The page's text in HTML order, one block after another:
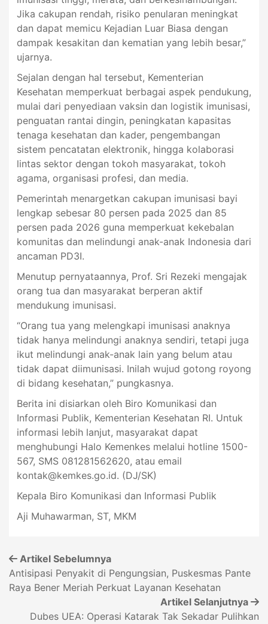
Jika cakupan rendah, risiko penularan meningkat
dan dapat memicu Kejadian Luar Biasa dengan
dampak kesakitan dan kematian yang lebih besar,”
ujarnya.
Sejalan dengan hal tersebut, Kementerian
Kesehatan memperkuat berbagai aspek pendukung,
mulai dari penyediaan vaksin dan logistik imunisasi,
penguatan rantai dingin, peningkatan kapasitas
tenaga kesehatan dan kader, pengembangan
sistem pencatatan elektronik, hingga kolaborasi
lintas sektor dengan tokoh masyarakat, tokoh
agama, organisasi profesi, dan media.
Pemerintah menargetkan cakupan imunisasi bayi
lengkap sebesar 80 persen pada 2025 dan 85
persen pada 2026 guna memperkuat kekebalan
komunitas dan melindungi anak-anak Indonesia dari
ancaman PD3I.
Menutup pernyataannya, Prof. Sri Rezeki mengajak
orang tua dan masyarakat berperan aktif
mendukung imunisasi.
“Orang tua yang melengkapi imunisasi anaknya
tidak hanya melindungi anaknya sendiri, tetapi juga
ikut melindungi anak-anak lain yang belum atau
tidak dapat diimunisasi. Inilah wujud gotong royong
di bidang kesehatan,” pungkasnya.
Berita ini disiarkan oleh Biro Komunikasi dan
Informasi Publik, Kementerian Kesehatan RI. Untuk
informasi lebih lanjut, masyarakat dapat
menghubungi Halo Kemenkes melalui hotline 1500-
567, SMS 081281562620, atau email
kontak@kemkes.go.id. (DJ/SK)
Kepala Biro Komunikasi dan Informasi Publik
Aji Muhawarman, ST, MKM
Artikel Sebelumnya
Antisipasi Penyakit di Pengungsian, Puskesmas Pante
Raya Bener Meriah Perkuat Layanan Kesehatan
Artikel Selanjutnya
Dubes UEA: Operasi Katarak Tak Sekadar Pulihkan